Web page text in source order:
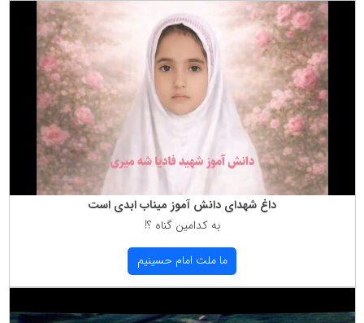
داغ شهدای دانش آموز میناب ابدی است
به كدامین گناه ؟!
ما ملت امام حسینیم